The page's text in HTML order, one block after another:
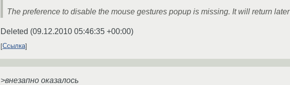
The preference to disable the mouse gestures popup is missing. It will return later
Deleted (09.12.2010 05:46:35 +00:00)
Ссылка
>внезапно оказалось